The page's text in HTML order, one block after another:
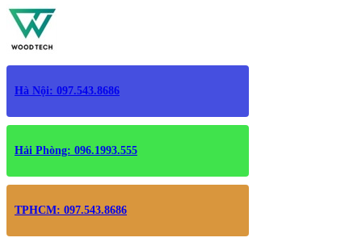
Hà Nội: 097.543.8686
Hải Phòng: 096.1993.555
TPHCM: 097.543.8686